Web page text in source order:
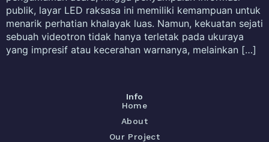
publik, layar LED raksasa ini memiliki kemampuan untuk
menarik perhatian khalayak luas. Namun, kekuatan sejati
sebuah videotron tidak hanya terletak pada ukuraya
yang impresif atau kecerahan warnanya, melainkan […]
Info
Home
About
Our Project